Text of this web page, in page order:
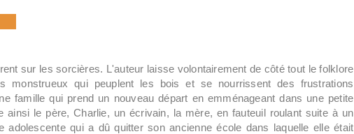
sur les sorcières. L'auteur laisse volontairement de côté tout le folklore
monstrueux qui peuplent les bois et se nourrissent des frustrations
famille qui prend un nouveau départ en emménageant dans une petite
ainsi le père, Charlie, un écrivain, la mère, en fauteuil roulant suite à un
adolescente qui a dû quitter son ancienne école dans laquelle elle était